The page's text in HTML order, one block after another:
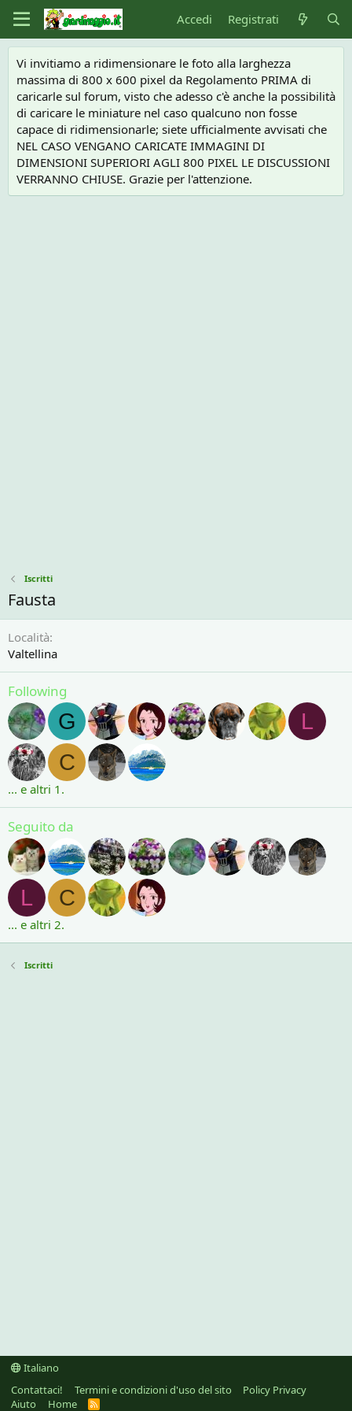
Accedi Registrati
Vi invitiamo a ridimensionare le foto alla larghezza
massima di 800 x 600 pixel da Regolamento PRIMA di
caricarle sul forum, visto che adesso c'è anche la possibilità
di caricare le miniature nel caso qualcuno non fosse
capace di ridimensionarle; siete ufficialmente avvisati che
NEL CASO VENGANO CARICATE IMMAGINI DI
DIMENSIONI SUPERIORI AGLI 800 PIXEL LE DISCUSSIONI
VERRANNO CHIUSE. Grazie per l'attenzione.
Iscritti
Fausta
Località
Valtellina
Following
G
L
C
... e altri 1.
Seguito da
L C
... e altri 2.
Iscritti
Italiano
Contattaci!
Termini e condizioni d'uso del sito
Policy Privacy
Aiuto
Home
R